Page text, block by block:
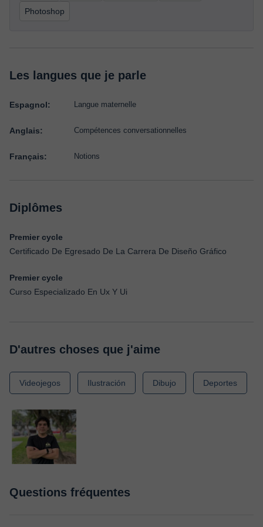
Photoshop
Les langues que je parle
Espagnol: Langue maternelle
Anglais: Compétences conversationnelles
Français: Notions
Diplômes
Premier cycle
Certificado De Egresado De La Carrera De Diseño Gráfico
Premier cycle
Curso Especializado En Ux Y Ui
D'autres choses que j'aime
Videojegos Ilustración Dibujo Deportes
Questions fréquentes